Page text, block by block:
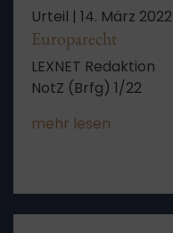
Urteil | 14. März 2022
Europarecht
LEXNET Redaktion
NotZ (Brfg) 1/22
mehr lesen